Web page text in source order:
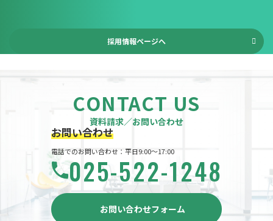
採用情報ページへ
CONTACT US
資料請求／お問い合わせ
お問い合わせ
電話でのお問い合わせ：平日9:00～17:00
025-522-1248
お問い合わせフォーム